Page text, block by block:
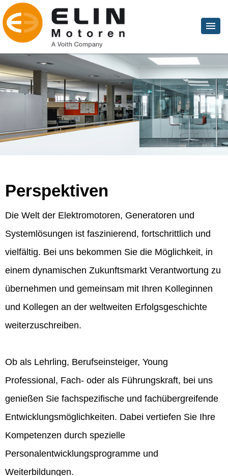
Perspektiven
Die Welt der Elektromotoren, Generatoren und
Systemlösungen ist faszinierend, fortschrittlich und
vielfältig. Bei uns bekommen Sie die Möglichkeit, in
einem dynamischen Zukunftsmarkt Verantwortung zu
übernehmen und gemeinsam mit Ihren Kolleginnen
und Kollegen an der weltweiten Erfolgsgeschichte
weiterzuschreiben.
Ob als Lehrling, Berufseinsteiger, Young
Professional, Fach- oder als Führungskraft, bei uns
genießen Sie fachspezifische und fachübergreifende
Entwicklungsmöglichkeiten. Dabei vertiefen Sie Ihre
Kompetenzen durch spezielle
Personalentwicklungsprogramme und
Weiterbildungen.